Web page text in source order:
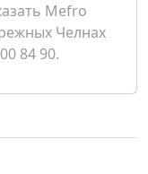
Mefro
Челнах
84 90.